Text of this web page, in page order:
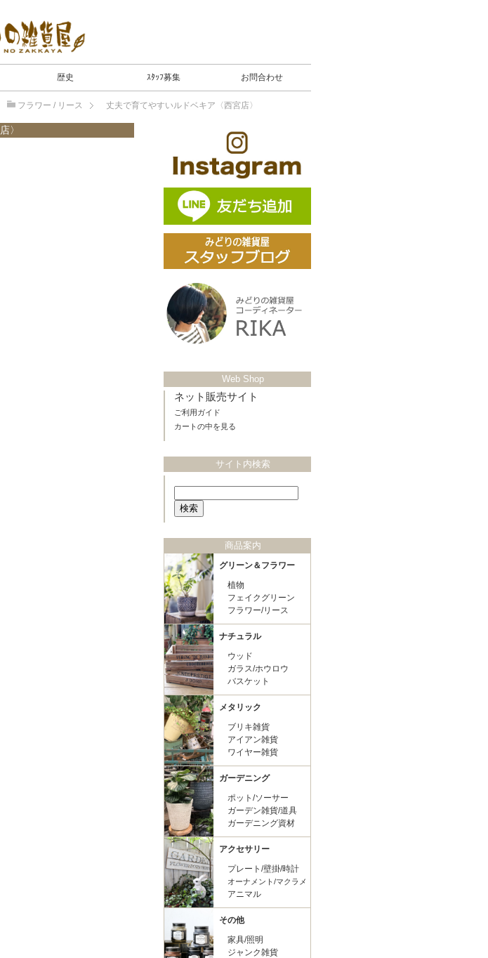
歴史 ｽﾀｯﾌ募集 お問合わせ
フラワー / リース 丈夫で育てやすいルドベキア〈西宮店〉
〉
Web Shop
ネット販売サイト
ご利用ガイド
カートの中を見る
サイト内検索
商品案内
グリーン＆フラワー
植物
フェイクグリーン
フラワー/リース
ナチュラル
ウッド
ガラス/ホウロウ
バスケット
メタリック
ブリキ雑貨
アイアン雑貨
ワイヤー雑貨
ガーデニング
ポット/ソーサー
ガーデン雑貨/道具
ガーデニング資材
アクセサリー
プレート/壁掛/時計
オーナメント/マクラメ
アニマル
その他
家具/照明
ジャンク雑貨